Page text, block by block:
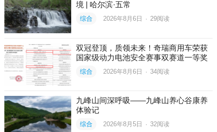
境 | 哈尔滨·五常
综合 2026年8月6日 · 29阅读
双冠登顶，质领未来！奇瑞商用车荣获
国家级动力电池安全赛事双赛道一等奖
综合 2026年8月6日 · 34阅读
九峰山间深呼吸——九峰山养心谷康养
体验记
综合 2026年8月5日 · 32阅读